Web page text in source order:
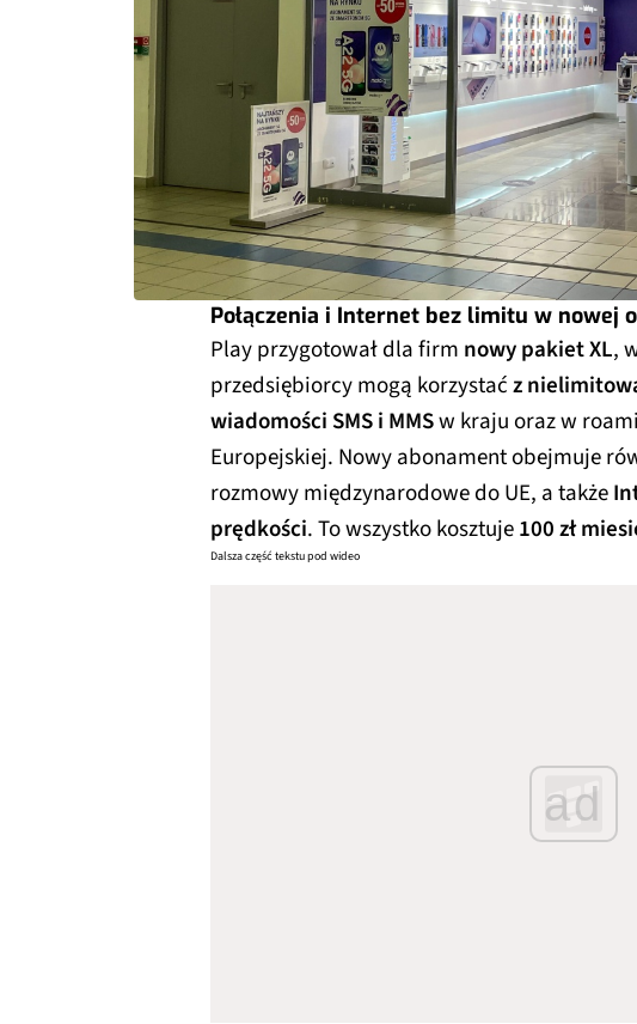
Połączenia i Internet bez limitu w nowej
Play przygotował dla firm nowy pakiet XL,
przedsiębiorcy mogą korzystaćz
wiadomości SMS i MMSw kraju oraz w
Europejskiej. Nowy abonament obejmuje
rozmowy międzynarodowe do UE, a także
prędkości. To wszystko kosztuje100 zł
Dalsza część tekstu pod wideo
ad